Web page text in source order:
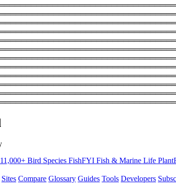
11,000+ Bird Species FishFYI Fish & Marine Life
Sites Compare Glossary Guides Tools Developers